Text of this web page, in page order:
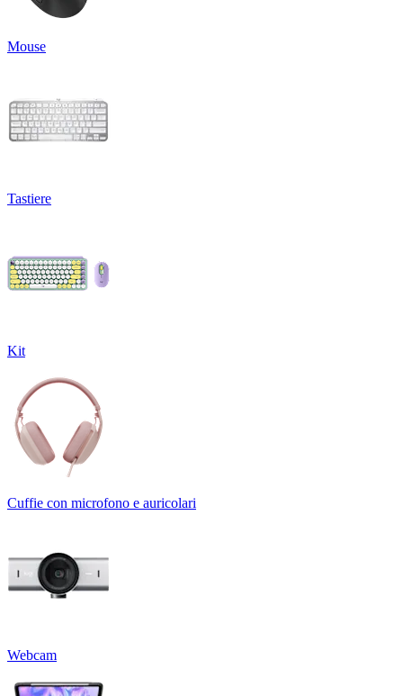
Mouse
Tastiere
Kit
Cuffie con microfono e auricolari
Webcam